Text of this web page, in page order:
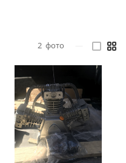
2 фото